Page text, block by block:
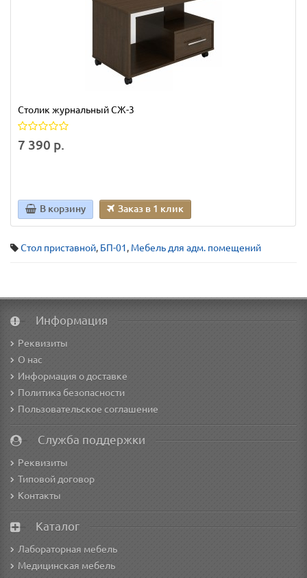
Столик журнальный СЖ-3
7 390 р.
В корзину Заказ в 1 клик
Стол приставной, БП-01, Мебель для адм. помещений
Информация
Реквизиты
О нас
Информация о доставке
Политика безопасности
Пользовательское соглашение
Служба поддержки
Реквизиты
Типовой договор
Контакты
Каталог
Лабораторная мебель
Медицинская мебель